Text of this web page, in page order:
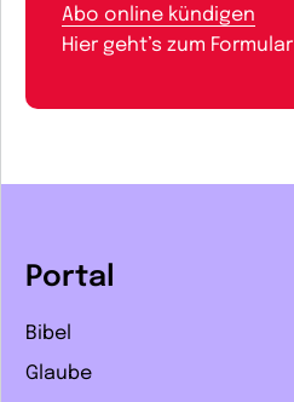
Abo online kündigen
Hier geht’s zum Formular
Portal
Bibel
Glaube